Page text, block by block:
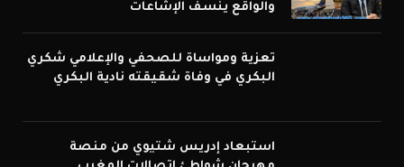
والواقع ينسف الإشاعات
تعزية ومواساة للصحفي والإعلامي شكري
البكري في وفاة شقيقته نادية البكري
استبعاد إدريس شتيوي من منصة